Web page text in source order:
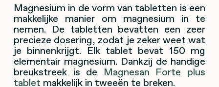
Magnesium in de vorm van tabletten is een
makkelijke manier om magnesium in te
nemen. De tabletten bevatten een zeer
precieze dosering, zodat je zeker weet wat
je binnenkrijgt. Elk tablet bevat 150 mg
elementair magnesium. Dankzij de handige
breukstreek is de Magnesan Forte plus
tablet makkelijk in tweeën te breken.